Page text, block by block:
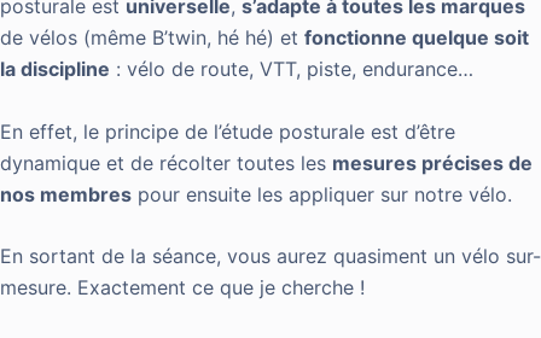
posturale est universelle, s’adapte à toutes les marques
de vélos (même B’twin, hé hé) et fonctionne quelque soit
la discipline : vélo de route, VTT, piste, endurance…
En effet, le principe de l’étude posturale est d’être
dynamique et de récolter toutes les mesures précises de
nos membres pour ensuite les appliquer sur notre vélo.
En sortant de la séance, vous aurez quasiment un vélo sur-
mesure. Exactement ce que je cherche !